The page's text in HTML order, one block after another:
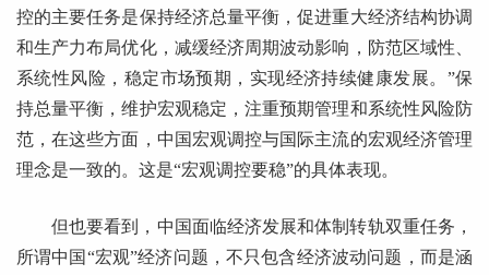
控的主要任务是保持经济总量平衡，促进重大经济结构协调
和生产力布局优化，减缓经济周期波动影响，防范区域性、
系统性风险，稳定市场预期，实现经济持续健康发展。”保
持总量平衡，维护宏观稳定，注重预期管理和系统性风险防
范，在这些方面，中国宏观调控与国际主流的宏观经济管理
理念是一致的。这是“宏观调控要稳”的具体表现。
但也要看到，中国面临经济发展和体制转轨双重任务，
所谓中国“宏观”经济问题，不只包含经济波动问题，而是涵